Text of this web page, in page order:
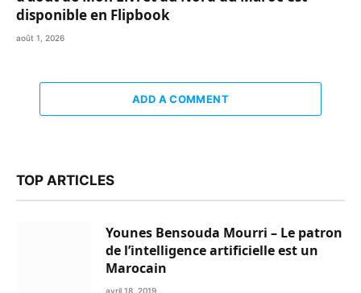
disponible en Flipbook
août 1, 2026
ADD A COMMENT
TOP ARTICLES
Younes Bensouda Mourri – Le patron
de l’intelligence artificielle est un
Marocain
avril 18, 2019